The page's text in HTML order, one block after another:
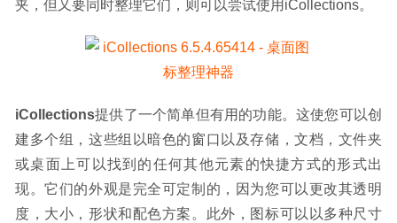
夹，但又要同时整理它们，则可以尝试使用iCollections。
iCollections提供了一个简单但有用的功能。这使您可以创
建多个组，这些组以暗色的窗口以及存储，文档，文件夹
或桌面上可以找到的任何其他元素的快捷方式的形式出
现。它们的外观是完全可定制的，因为您可以更改其透明
度，大小，形状和配色方案。此外，图标可以以多种尺寸